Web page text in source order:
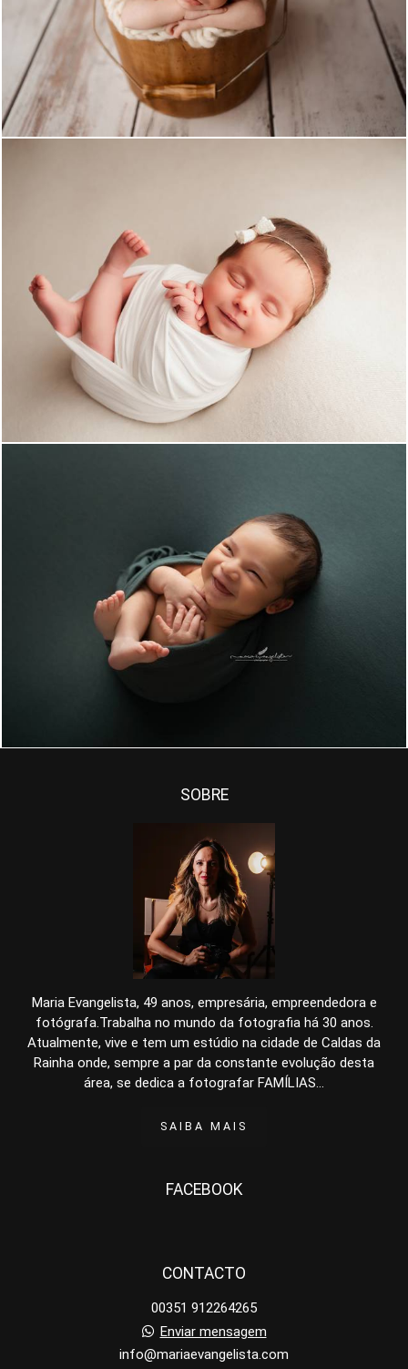
1601
2633 35
4315
SOBRE
Maria Evangelista, 49 anos, empresária, empreendedora e
fotógrafa.Trabalha no mundo da fotografia há 30 anos.
Atualmente, vive e tem um estúdio na cidade de Caldas da
Rainha onde, sempre a par da constante evolução desta
área, se dedica a fotografar FAMÍLIAS...
SAIBA MAIS
FACEBOOK
CONTACTO
00351 912264265
Enviar mensagem
info@mariaevangelista.com